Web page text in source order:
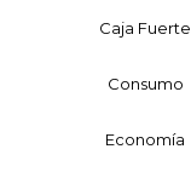
Caja Fuerte
Consumo
Economía